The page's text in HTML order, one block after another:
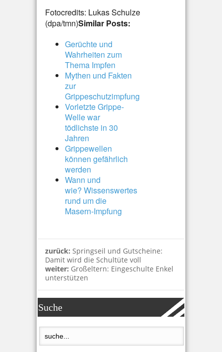
Fotocredits: Lukas Schulze
(dpa/tmn)Similar Posts:
Gerüchte und
Wahrheiten zum
Thema Impfen
Mythen und Fakten
zur
Grippeschutzimpfung
Vorletzte Grippe-
Welle war
tödlichste in 30
Jahren
Grippewellen
können gefährlich
werden
Wann und
wie? Wissenswertes
rund um die
Masern-Impfung
zurück: Springseil und Gutscheine:
Damit wird die Schultüte voll
weiter: Großeltern: Eingeschulte Enkel
unterstützen
Suche